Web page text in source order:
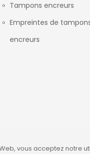
Tampons encreurs
Empreintes de
encreurs
vous acceptez notre